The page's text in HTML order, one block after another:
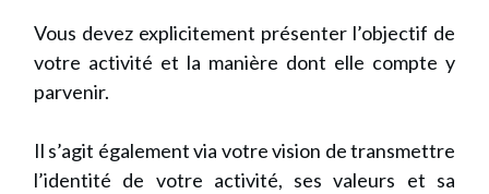
Vous devez explicitement présenter l’objectif de
votre activité et la manière dont elle compte y
parvenir.
Il s’agit également via votre vision de transmettre
l’identité de votre activité, ses valeurs et sa